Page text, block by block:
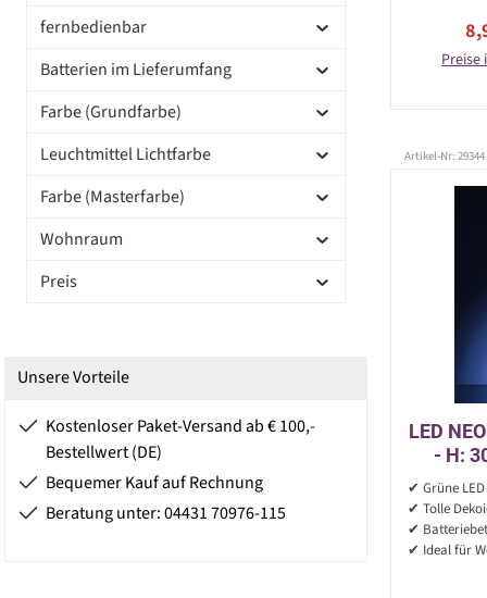
fernbedienbar
Batterien im Lieferumfang
Farbe (Grundfarbe)
Leuchtmittel Lichtfarbe
Farbe (Masterfarbe)
Wohnraum
Preis
Unsere Vorteile
Kostenloser Paket-Versand ab € 100,-
Bestellwert (DE)
Bequemer Kauf auf Rechnung
Beratung unter: 04431 70976-115
Preise
Artikel-Nr: 29344
LED
- H:
✔ Grüne
✔ Tolle
✔
✔ Ideal für